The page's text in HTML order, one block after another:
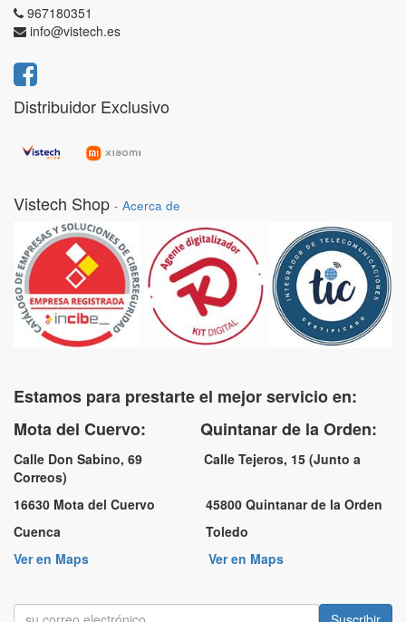
967180351
info@vistech.es
Distribuidor Exclusivo
Vistech Shop - Acerca de
Estamos para prestarte el mejor servicio en:
Mota del Cuervo: Quintanar de la Orden:
Calle Don Sabino, 69 Calle Tejeros, 15 (Junto a
Correos)
16630 Mota del Cuervo 45800 Quintanar de la Orden
Cuenca Toledo
Ver en Maps
Ver en Maps